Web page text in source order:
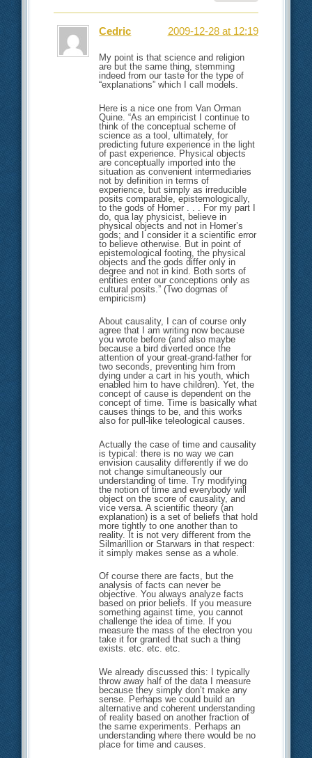
Cedric 2009-12-28 at 12:19
My point is that science and religion
are but the same thing, stemming
indeed from our taste for the type of
“explanations” which I call models.
Here is a nice one from Van Orman
Quine. “As an empiricist I continue to
think of the conceptual scheme of
science as a tool, ultimately, for
predicting future experience in the light
of past experience. Physical objects
are conceptually imported into the
situation as convenient intermediaries
not by definition in terms of
experience, but simply as irreducible
posits comparable, epistemologically,
to the gods of Homer . . . For my part I
do, qua lay physicist, believe in
physical objects and not in Homer’s
gods; and I consider it a scientific error
to believe otherwise. But in point of
epistemological footing, the physical
objects and the gods differ only in
degree and not in kind. Both sorts of
entities enter our conceptions only as
cultural posits.” (Two dogmas of
empiricism)
About causality, I can of course only
agree that I am writing now because
you wrote before (and also maybe
because a bird diverted once the
attention of your great-grand-father for
two seconds, preventing him from
dying under a cart in his youth, which
enabled him to have children). Yet, the
concept of cause is dependent on the
concept of time. Time is basically what
causes things to be, and this works
also for pull-like teleological causes.
Actually the case of time and causality
is typical: there is no way we can
envision causality differently if we do
not change simultaneously our
understanding of time. Try modifying
the notion of time and everybody will
object on the score of causality, and
vice versa. A scientific theory (an
explanation) is a set of beliefs that hold
more tightly to one another than to
reality. It is not very different from the
Silmarillion or Starwars in that respect:
it simply makes sense as a whole.
Of course there are facts, but the
analysis of facts can never be
objective. You always analyze facts
based on prior beliefs. If you measure
something against time, you cannot
challenge the idea of time. If you
measure the mass of the electron you
take it for granted that such a thing
exists. etc. etc. etc.
We already discussed this: I typically
throw away half of the data I measure
because they simply don’t make any
sense. Perhaps we could build an
alternative and coherent understanding
of reality based on another fraction of
the same experiments. Perhaps an
understanding where there would be no
place for time and causes.